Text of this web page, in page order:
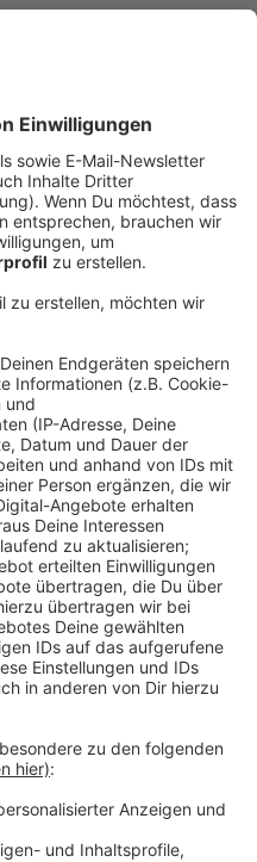
eingegangen,
Jahre lang hatte die
hat der Rat der Stadt
gegeben,
die Änderung
und genehmigt. Gut
des Rates
Investor damit jetzt die
Wenn alles planmäßig
Ende
und umfangreichen
und einem kleinen Park
Stadthafen
multifunktionalen
für betreutes Wohnen,